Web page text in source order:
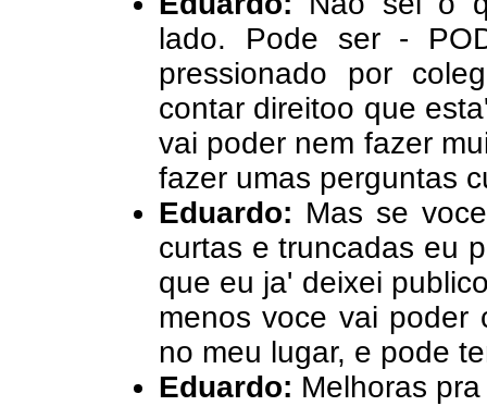
lado. Pode ser -
pressionado por
contar direitoo que
vai poder nem fazer
fazer umas perguntas
Eduardo: Mas se
curtas e truncadas eu
que eu ja' deixei
menos voce vai poder
no meu lugar, e pode
Eduardo: Melhoras